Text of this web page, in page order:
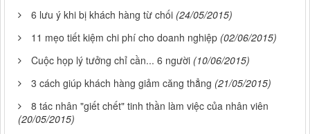
6 lưu ý khi bị khách hàng từ chối (24/05/2015)
11 mẹo tiết kiệm chi phí cho doanh nghiệp (02/06/2015)
Cuộc họp lý tưởng chỉ cần... 6 người (10/06/2015)
3 cách giúp khách hàng giảm căng thẳng (21/05/2015)
8 tác nhân "giết chết" tinh thần làm việc của nhân viên
(20/05/2015)